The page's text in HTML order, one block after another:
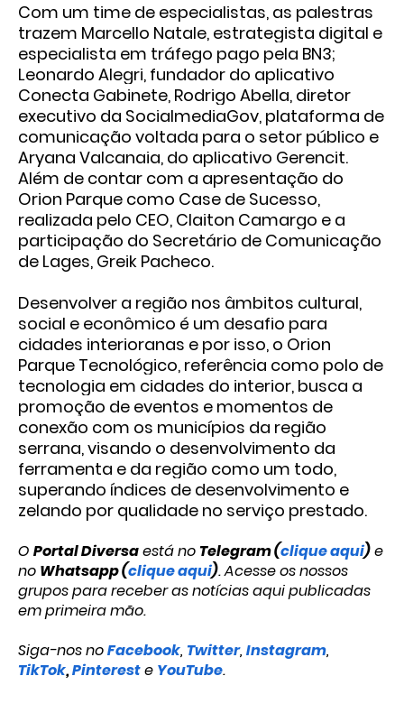
Com um time de especialistas, as palestras
trazem Marcello Natale, estrategista digital e
especialista em tráfego pago pela BN3;
Leonardo Alegri, fundador do aplicativo
Conecta Gabinete, Rodrigo Abella, diretor
executivo da SocialmediaGov, plataforma de
comunicação voltada para o setor público e
Aryana Valcanaia, do aplicativo Gerencit.
Além de contar com a apresentação do
Orion Parque como Case de Sucesso,
realizada pelo CEO, Claiton Camargo e a
participação do Secretário de Comunicação
de Lages, Greik Pacheco.
Desenvolver a região nos âmbitos cultural,
social e econômico é um desafio para
cidades interioranas e por isso, o Orion
Parque Tecnológico, referência como polo de
tecnologia em cidades do interior, busca a
promoção de eventos e momentos de
conexão com os municípios da região
serrana, visando o desenvolvimento da
ferramenta e da região como um todo,
superando índices de desenvolvimento e
zelando por qualidade no serviço prestado.
O Portal Diversaestá no Telegram (clique aqui)e
no Whatsapp (clique aqui). Acesse os nossos
grupos para receber as notícias aqui publicadas
em primeira mão.
Siga-nos noFacebook, Twitter, Instagram,
TikTok,Pintereste YouTube.